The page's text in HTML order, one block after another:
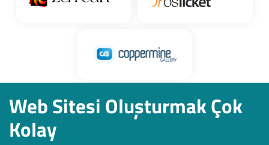
Web Sitesi Oluşturmak Çok
Kolay